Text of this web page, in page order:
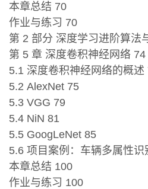
本章总结 70
作业与练习 70
第 2 部分 深度学习进阶算法
第 5 章 深度卷积神经网络 74
5.1 深度卷积神经网络的概述
5.2 AlexNet 75
5.3 VGG 79
5.4 NiN 81
5.5 GoogLeNet 85
5.6 项目案例：车辆多属性识
本章总结 100
作业与练习 100